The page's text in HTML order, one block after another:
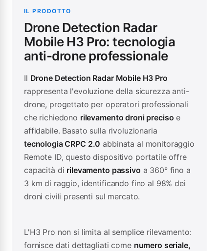
IL PRODOTTO
Drone Detection Radar
Mobile H3 Pro: tecnologia
anti-drone professionale
Il Drone Detection Radar Mobile H3 Pro
rappresenta l'evoluzione della sicurezza anti-
drone, progettato per operatori professionali
che richiedono rilevamento droni preciso e
affidabile. Basato sulla rivoluzionaria
tecnologia CRPC 2.0 abbinata al monitoraggio
Remote ID, questo dispositivo portatile offre
capacità di rilevamento passivo a 360° fino a
3 km di raggio, identificando fino al 98% dei
droni civili presenti sul mercato.
L'H3 Pro non si limita al semplice rilevamento:
fornisce dati dettagliati come numero seriale,